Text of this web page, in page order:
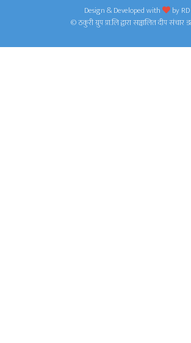
Design & Developed with byRD
© ठकुरी ग्रुप प्रा.लि द्वारा सञ्चालित दीप संचार